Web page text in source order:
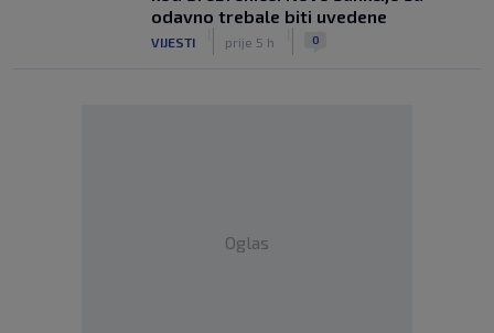
odavno trebale biti uvedene
VIJESTI prije 5 h 0
Oglas